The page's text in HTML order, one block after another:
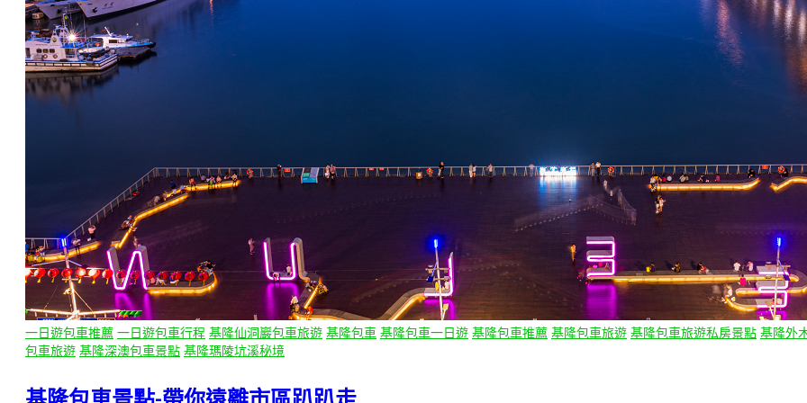
一日遊包車推薦 一日遊包車行程 基隆仙洞巖包車旅遊 基隆包車 基隆包車一日遊 基隆包車推薦 基隆包車旅遊 基隆包車旅遊私房景點 基隆外
包車旅遊 基隆深澳包車景點 基隆瑪陵坑溪秘境
基隆包車景點-帶你遠離市區趴趴走